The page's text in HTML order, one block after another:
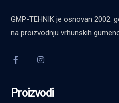
GMP-TEHNIK je osnovan 2002.
na proizvodnju vrhunskih
Proizvodi